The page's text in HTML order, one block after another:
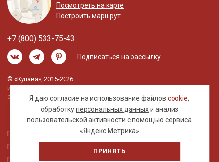
Я даю согласие на использование файловcookie,
обработкуперсональных данныхи анализ
пользовательской активности с помощью сервиса
«Яндекс.Метрика»
ПРИНЯТЬ
Посмотреть на карте
Построить маршрут
+7 (800) 533-75-43
Подписаться на рассылку
© «Купава», 2015-2026
Информация на сайте не является публичной
офертой.
Правовая информация
Политика обработки персональных данных
Пользовательское соглашение